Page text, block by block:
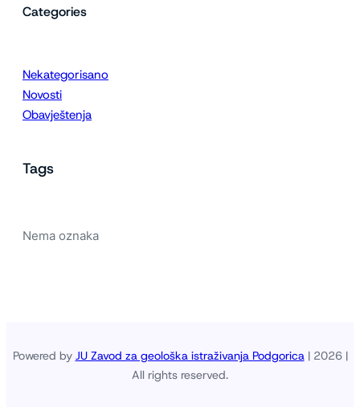
Categories
Nekategorisano
Novosti
Obavještenja
Tags
Nema oznaka
Powered by JU Zavod za geološka istraživanja Podgorica| 2026 |
All rights reserved.